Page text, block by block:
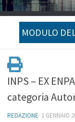
MODULO
INPS – EX
categoria
REDAZIONE· 1 GENNAIO